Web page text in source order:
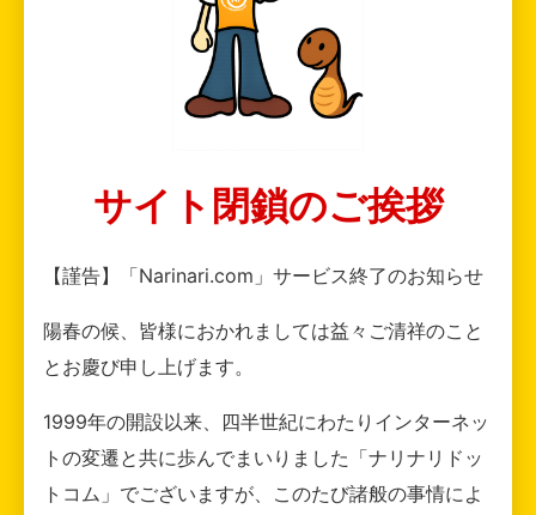
サイト閉鎖のご挨拶
【謹告】「Narinari.com」サービス終了のお知らせ
陽春の候、皆様におかれましては益々ご清祥のこと
とお慶び申し上げます。
1999年の開設以来、四半世紀にわたりインターネッ
トの変遷と共に歩んでまいりました「ナリナリドッ
トコム」でございますが、このたび諸般の事情によ